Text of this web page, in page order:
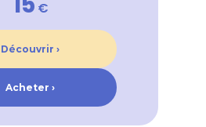
€
Découvrir ›
Acheter ›